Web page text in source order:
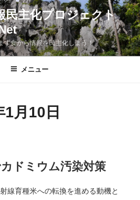
民主化プロジェクト
ず食から情報を民主化しよう！
メニュー
1月10日
ドミウム汚染対策
線育種米への転換を進める動機と